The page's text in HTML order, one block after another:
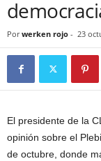
Por werken rojo - 23
El presidente de la
opinión sobre el
de octubre, donde